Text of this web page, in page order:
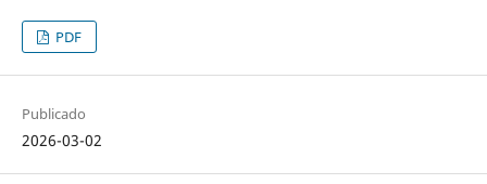
PDF
Publicado
2026-03-02